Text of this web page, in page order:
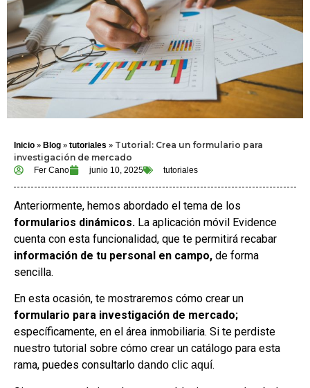
Inicio » Blog » tutoriales » Tutorial: Crea un formulario para
investigación de mercado
Fer Cano junio 10, 2025 tutoriales
Anteriormente, hemos abordado el tema de los
formularios dinámicos. La aplicación móvil Evidence
cuenta con esta funcionalidad, que te permitirá recabar
información de tu personal en campo, de forma
sencilla.
En esta ocasión, te mostraremos cómo crear un
formulario para investigación de mercado;
específicamente, en el área inmobiliaria. Si te perdiste
nuestro tutorial sobre cómo crear un catálogo para esta
rama, puedes consultarlo dando clic aquí.